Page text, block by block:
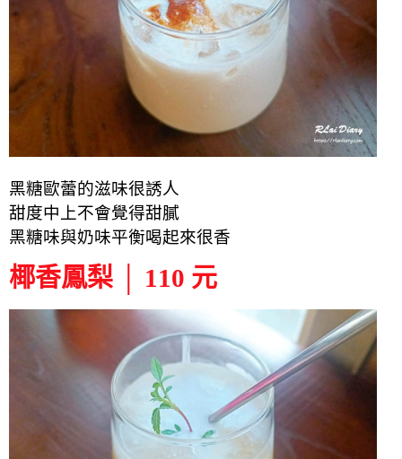
黑糖歐蕾的滋味很誘人
甜度中上不會覺得甜膩
黑糖味與奶味平衡喝起來很香
椰香鳳梨 │ 110 元